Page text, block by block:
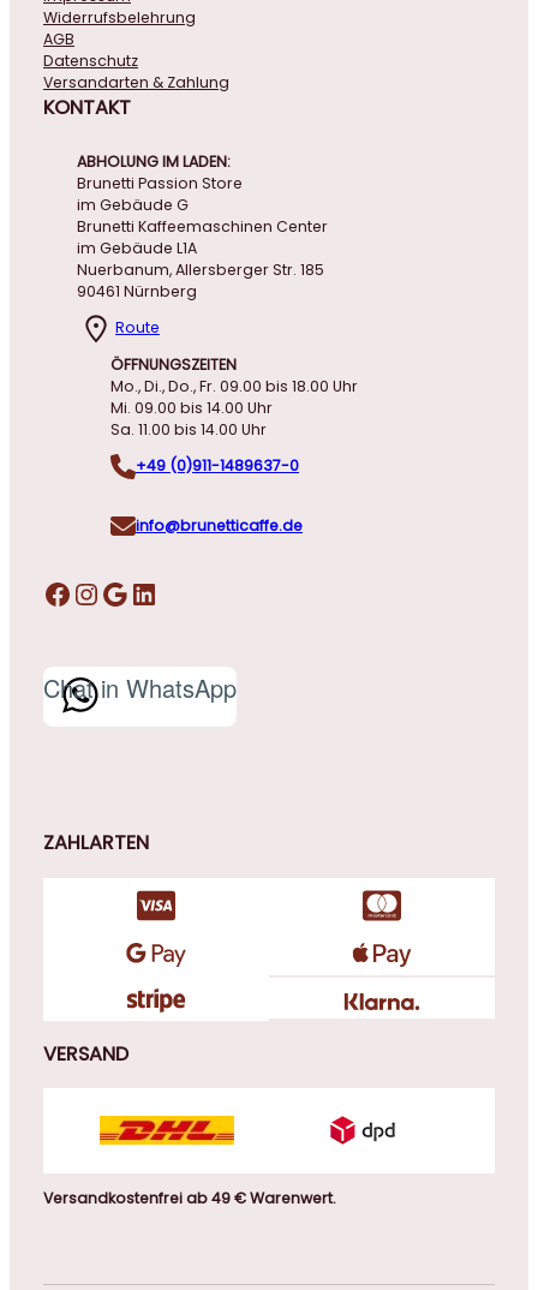
Widerrufsbelehrung
AGB
Datenschutz
Versandarten & Zahlung
KONTAKT
ABHOLUNG IM LADEN:
Brunetti Passion Store
im Gebäude G
Brunetti Kaffeemaschinen Center
im Gebäude L1A
Nuerbanum, Allersberger Str. 185
90461 Nürnberg
Route
ÖFFNUNGSZEITEN
Mo., Di., Do., Fr. 09.00 bis 18.00 Uhr
Mi. 09.00 bis 14.00 Uhr
Sa. 11.00 bis 14.00 Uhr
+49 (0)911-1489637-0
info@brunetticaffe.de
Facebook InstagramGoogle LinkedIn
Chat in WhatsApp
ZAHLARTEN
VERSAND
Versandkostenfrei ab 49 € Warenwert.